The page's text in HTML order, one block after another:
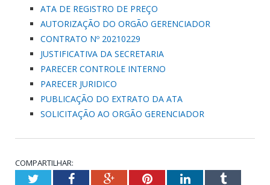
ATA DE REGISTRO DE PREÇO
AUTORIZAÇÃO DO ORGÃO GERENCIADOR
CONTRATO Nº 20210229
JUSTIFICATIVA DA SECRETARIA
PARECER CONTROLE INTERNO
PARECER JURIDICO
PUBLICAÇÃO DO EXTRATO DA ATA
SOLICITAÇÃO AO ORGÃO GERENCIADOR
COMPARTILHAR:
TwitterFacebookGoogle+PinterestLinkedInTumblr